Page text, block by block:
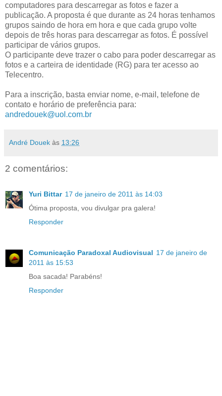
computadores para descarregar as fotos e fazer a
publicação. A proposta é que durante as 24 horas tenhamos
grupos saindo de hora em hora e que cada grupo volte
depois de três horas para descarregar as fotos. É possível
participar de vários grupos.
O participante deve trazer o cabo para poder descarregar as
fotos e a carteira de identidade (RG) para ter acesso ao
Telecentro.
Para a inscrição, basta enviar nome, e-mail, telefone de
contato e horário de preferência para:
andredouek@uol.com.br
André Douek às 13:26
2 comentários:
Yuri Bittar 17 de janeiro de 2011 às 14:03
Ótima proposta, vou divulgar pra galera!
Responder
Comunicação Paradoxal Audiovisual 17 de janeiro de
2011 às 15:53
Boa sacada! Parabéns!
Responder